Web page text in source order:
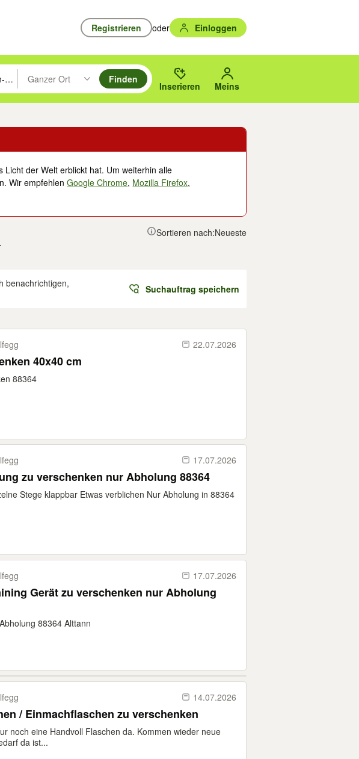
Registrieren oder Einloggen
nach oben/unten durchsuchen und mit Eingabetaste auswählen.
Eingabetaste drücken um zu suchen, oder Vorschläge mit den Pfeiltasten nach oben/
Ganzer Ort
Suche im Umkreis des gewählten Orts oder PLZ.
Finden
Inserieren Meins
der Welt erblickt hat. Um weiterhin alle
Wir empfehlenGoogle Chrome, Mozilla Firefox,
Sortieren nach:Neueste
benachrichtigen,
Suchauftrag speichern
22.07.2026
40x40 cm
88364
17.07.2026
zu verschenken nur Abholung 88364
Stege klappbar Etwas verblichen Nur Abholung in 88364
17.07.2026
Gerät zu verschenken nur Abholung
88364 Alttann
14.07.2026
/ Einmachflaschen zu verschenken
noch eine Handvoll Flaschen da. Kommen wieder neue
da ist...